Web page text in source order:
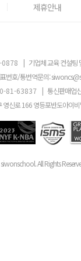
제휴안내
| 기업체 교육 컨설팅
번호/통번역문의:
81-63837 | 통신판매업
영신로 166 영등포반도아이
siwonschool. All Rights